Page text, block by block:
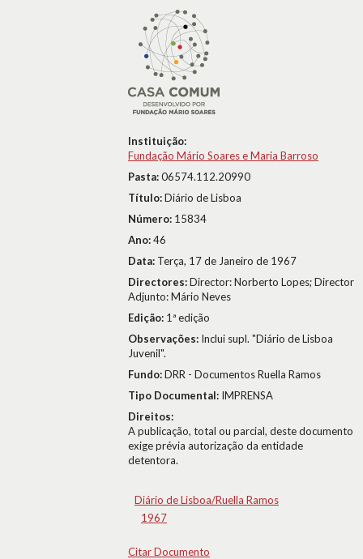
Instituição:
Fundação Mário Soares e Maria Barroso
Pasta:06574.112.20990
Título:Diário de Lisboa
Número: 15834
Ano:46
Data: Terça, 17 de Janeiro de 1967
Directores:Director: Norberto Lopes; Director
Adjunto: Mário Neves
Edição: 1ª edição
Observações: Inclui supl. "Diário de Lisboa
Juvenil".
Fundo:DRR - Documentos Ruella Ramos
Tipo Documental: IMPRENSA
Direitos:
A publicação, total ou parcial, deste documento
exige prévia autorização da entidade
detentora.
Diário de Lisboa/Ruella Ramos
1967
Citar Documento